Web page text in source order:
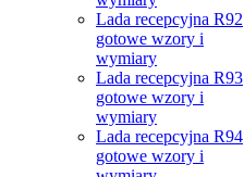
Lada recepcyjna R92
gotowe wzory i
wymiary
Lada recepcyjna R93
gotowe wzory i
wymiary
Lada recepcyjna R94
gotowe wzory i